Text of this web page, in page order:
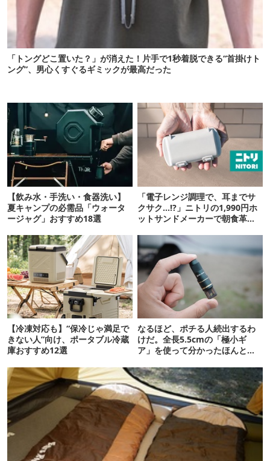
「トングどこ置いた？」が消えた！片手で1秒着脱できる“首掛けト
ング”、男心くすぐるギミックが最高だった
【飲み水・手洗い・食器洗い】
夏キャンプの必需品「ウォータ
ージャグ」おすすめ18選
「電子レンジ調理で、耳までサ
クサク…!?」ニトリの1,990円ホ
ットサンドメーカーで朝食革命
【冷凍対応も】“保冷じゃ満足で
きない人”向け、ポータブル冷蔵
庫おすすめ12選
なるほど、ポチる人続出するわ
けだ。全長5.5cmの「極小ギ
ア」を使って分かったほんとの